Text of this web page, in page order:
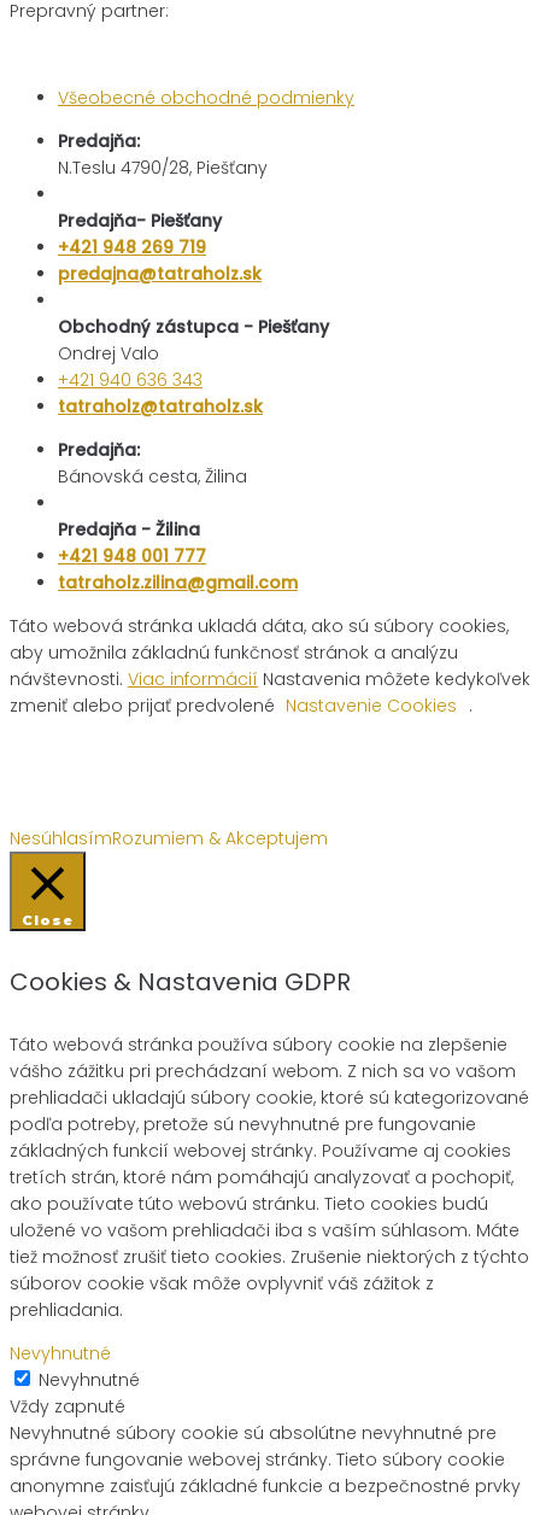
Prepravný partner:
Všeobecné obchodné podmienky
Predajňa:
N.Teslu 4790/28, Piešťany
Predajňa- Piešťany
+421 948 269 719
predajna@tatraholz.sk
Obchodný zástupca - Piešťany
Ondrej Valo
+421 940 636 343
tatraholz@tatraholz.sk
Predajňa:
Bánovská cesta, Žilina
Predajňa - Žilina
+421 948 001 777
tatraholz.zilina@gmail.com
Táto webová stránka ukladá dáta, ako sú súbory cookies,
aby umožnila základnú funkčnosť stránok a analýzu
návštevnosti. Viac informácií Nastavenia môžete kedykoľvek
zmeniť alebo prijať predvolené Nastavenie Cookies .
NesúhlasímRozumiem & Akceptujem
Close
Cookies & Nastavenia GDPR
Táto webová stránka používa súbory cookie na zlepšenie
vášho zážitku pri prechádzaní webom. Z nich sa vo vašom
prehliadači ukladajú súbory cookie, ktoré sú kategorizované
podľa potreby, pretože sú nevyhnutné pre fungovanie
základných funkcií webovej stránky. Používame aj cookies
tretích strán, ktoré nám pomáhajú analyzovať a pochopiť,
ako používate túto webovú stránku. Tieto cookies budú
uložené vo vašom prehliadači iba s vaším súhlasom. Máte
tiež možnosť zrušiť tieto cookies. Zrušenie niektorých z týchto
súborov cookie však môže ovplyvniť váš zážitok z
prehliadania.
Nevyhnutné
Nevyhnutné
Vždy zapnuté
Nevyhnutné súbory cookie sú absolútne nevyhnutné pre
správne fungovanie webovej stránky. Tieto súbory cookie
anonymne zaisťujú základné funkcie a bezpečnostné prvky